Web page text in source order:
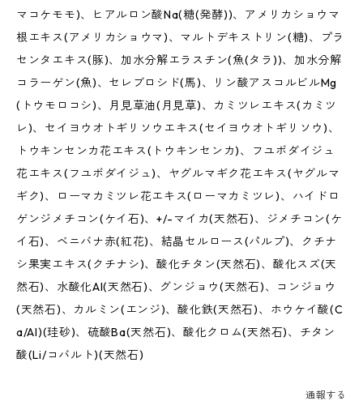
マコケモモ)、ヒアルロン酸Na(糖(発酵))、アメリカショウマ
根エキス(アメリカショウマ)、マルトデキストリン(糖)、プラ
センタエキス(豚)、加水分解エラスチン(魚(タラ))、加水分解
コラーゲン(魚)、セレブロシド(馬)、リン酸アスコルビルMg
(トウモロコシ)、月見草油(月見草)、カミツレエキス(カミツ
レ)、セイヨウオトギリソウエキス(セイヨウオトギリソウ)、
トウキンセンカ花エキス(トウキンセンカ)、フユボダイジュ
花エキス(フユボダイジュ)、ヤグルマギク花エキス(ヤグルマ
ギク)、ローマカミツレ花エキス(ローマカミツレ)、ハイドロ
ゲンジメチコン(ケイ石)、+/-マイカ(天然石)、ジメチコン(ケ
イ石)、ベニバナ赤(紅花)、結晶セルロース(パルプ)、クチナ
シ果実エキス(クチナシ)、酸化チタン(天然石)、酸化スズ(天
然石)、水酸化Al(天然石)、グンジョウ(天然石)、コンジョウ
(天然石)、カルミン(エンジ)、酸化鉄(天然石)、ホウケイ酸(C
a/Al)(珪砂)、硫酸Ba(天然石)、酸化クロム(天然石)、チタン
酸(Li/コバルト)(天然石)
通報する